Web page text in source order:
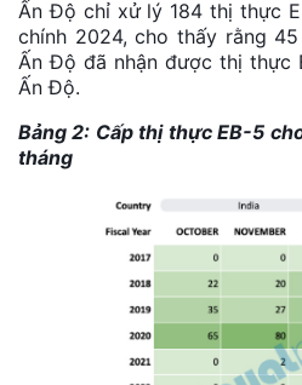
Ấn Độ chỉ xử lý 184 thị thực
chính 2024, cho thấy rằng
Ấn Độ đã nhận được thị thực
Ấn Độ.
Bảng 2: Cấp thị thực EB-5
tháng